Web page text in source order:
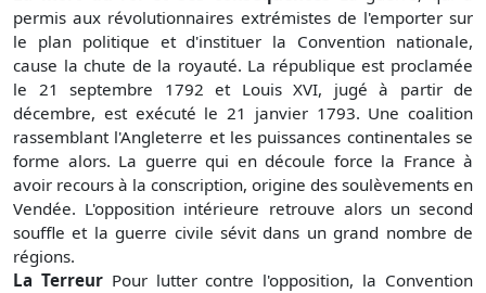
permis aux révolutionnaires extrémistes de l'emporter sur
le plan politique et d'instituer la Convention nationale,
cause la chute de la royauté. La république est proclamée
le 21 septembre 1792 et Louis XVI, jugé à partir de
décembre, est exécuté le 21 janvier 1793. Une coalition
rassemblant l'Angleterre et les puissances continentales se
forme alors. La guerre qui en découle force la France à
avoir recours à la conscription, origine des soulèvements en
Vendée. L'opposition intérieure retrouve alors un second
souffle et la guerre civile sévit dans un grand nombre de
régions.
La TerreurPour lutter contre l'opposition, la Convention